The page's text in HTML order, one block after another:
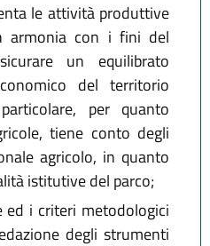
le attività produttive
armonia con i fini del
un equilibrato
del territorio
per quanto
tiene conto degli
agricolo, in quanto
istitutive del parco;
ed i criteri metodologici
degli strumenti